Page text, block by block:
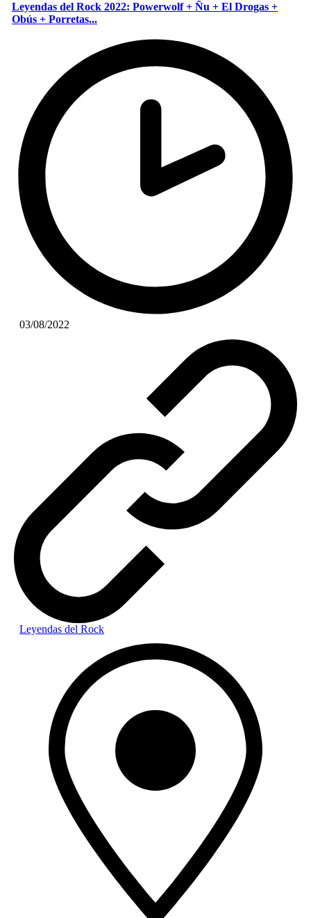
Leyendas del Rock 2022: Powerwolf + Ñu + El Drogas +
Obús + Porretas...
03/08/2022
Leyendas del Rock